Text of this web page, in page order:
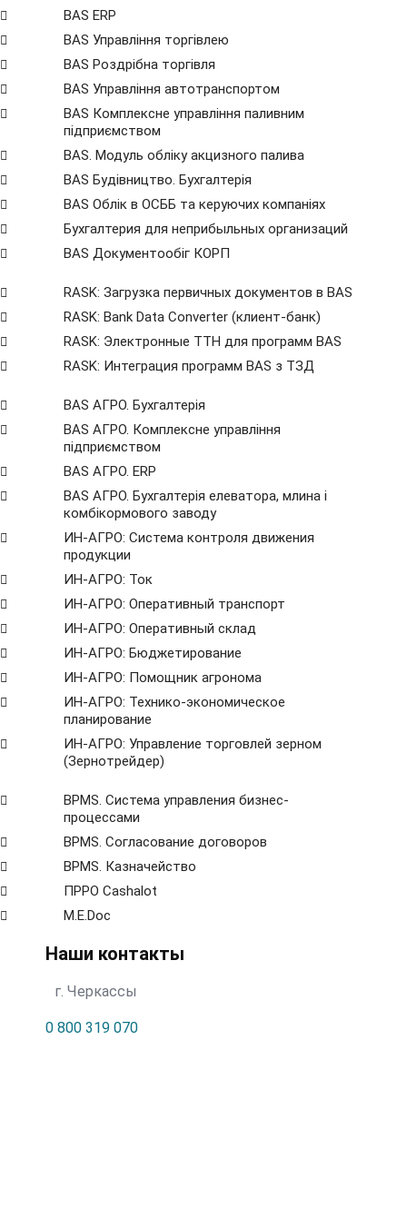
BAS ERP
BAS Управління торгівлею
BAS Роздрібна торгівля
BAS Управління автотранспортом
BAS Комплексне управління паливним
підприємством
BAS. Модуль обліку акцизного палива
BAS Будівництво. Бухгалтерія
BAS Облік в ОСББ та керуючих компаніях
Бухгалтерия для неприбыльных организаций
BAS Документообіг КОРП
RASK: Загрузка первичных документов в BAS
RASK: Bank Data Сonverter (клиент-банк)
RASK: Электронные ТТН для программ BAS
RASK: Интеграция программ BAS з ТЗД
BAS АГРО. Бухгалтерія
BAS АГРО. Комплексне управління
підприємством
BAS АГРО. ERP
BAS АГРО. Бухгалтерія елеватора, млина і
комбікормового заводу
ИН-АГРО: Система контроля движения
продукции
ИН-АГРО: Ток
ИН-АГРО: Оперативный транспорт
ИН-АГРО: Оперативный склад
ИН-АГРО: Бюджетирование
ИН-АГРО: Помощник агронома
ИН-АГРО: Технико-экономическое
планирование
ИН-АГРО: Управление торговлей зерном
(Зернотрейдер)
ВРМS. Система управления бизнес-
процессами
BPMS. Согласование договоров
BPМS. Казначейство
ПРРО Cashalot
M.E.Doc
Наши контакты
г. Черкассы
0 800 319 070